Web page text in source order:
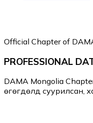
Official Chapter of
PROFESSIONAL
DAMA Mongolia
өгөгдөлд суурилсан,